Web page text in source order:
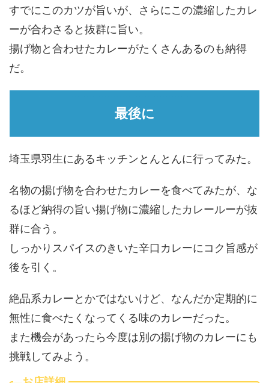
すでにこのカツが旨いが、さらにこの濃縮したカレ
ーが合わさると抜群に旨い。
揚げ物と合わせたカレーがたくさんあるのも納得
だ。
最後に
埼玉県羽生にあるキッチンとんとんに行ってみた。
名物の揚げ物を合わせたカレーを食べてみたが、な
るほど納得の旨い揚げ物に濃縮したカレールーが抜
群に合う。
しっかりスパイスのきいた辛口カレーにコク旨感が
後を引く。
絶品系カレーとかではないけど、なんだか定期的に
無性に食べたくなってくる味のカレーだった。
また機会があったら今度は別の揚げ物のカレーにも
挑戦してみよう。